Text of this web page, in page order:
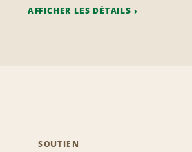
AFFICHER LES DÉTAILS
SOUTIEN